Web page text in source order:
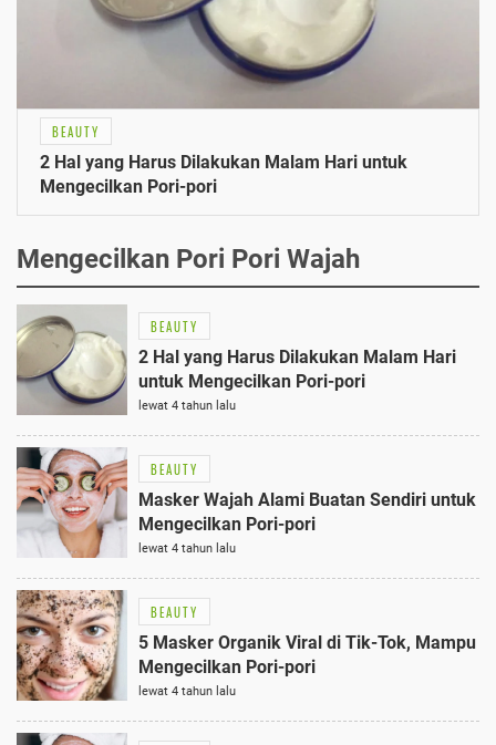
BEAUTY
2 Hal yang Harus Dilakukan Malam Hari untuk
Mengecilkan Pori-pori
Mengecilkan Pori Pori Wajah
BEAUTY
2 Hal yang Harus Dilakukan Malam Hari
untuk Mengecilkan Pori-pori
lewat 4 tahun lalu
BEAUTY
Masker Wajah Alami Buatan Sendiri untuk
Mengecilkan Pori-pori
lewat 4 tahun lalu
BEAUTY
5 Masker Organik Viral di Tik-Tok, Mampu
Mengecilkan Pori-pori
lewat 4 tahun lalu